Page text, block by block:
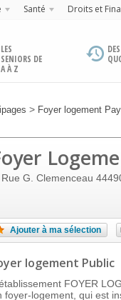
Santé Droits et
LES
SENIORS DE
A À Z
> Foyer logement
Rue G. Clemenceau
Ajouter à ma sélection
logement Public
FOYER
foyer-logement, qui est